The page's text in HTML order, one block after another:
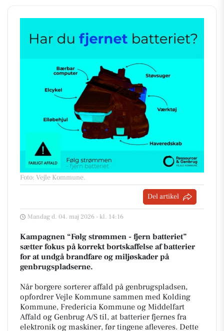
Foto: Vejle Kommune.
Del artikel
Mandag d. 04. maj 2026 - kl. 14:16
Kampagnen “Følg strømmen - fjern batteriet”
sætter fokus på korrekt bortskaffelse af batterier
for at undgå brandfare og miljøskader på
genbrugspladserne.
Når borgere sorterer affald på genbrugspladsen,
opfordrer Vejle Kommune sammen med Kolding
Kommune, Fredericia Kommune og Middelfart
Affald og Genbrug A/S til, at batterier fjernes fra
elektronik og maskiner, før tingene afleveres. Dette